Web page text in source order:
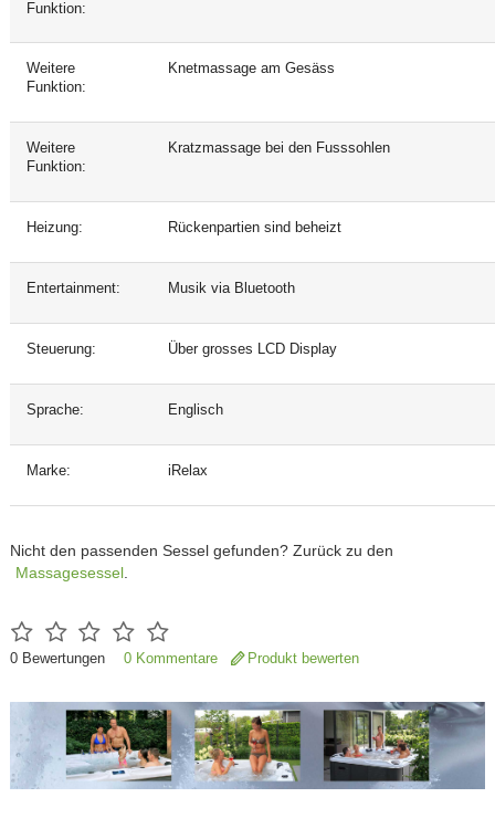
Funktion:
Weitere
Funktion:
Knetmassage am Gesäss
Weitere
Funktion:
Kratzmassage bei den Fusssohlen
Heizung: Rückenpartien sind beheizt
Entertainment: Musik via Bluetooth
Steuerung: Über grosses LCD Display
Sprache: Englisch
Marke: iRelax
Nicht den passenden Sessel gefunden? Zurück zu den
Massagesessel.
0Bewertungen 0 Kommentare Produkt bewerten